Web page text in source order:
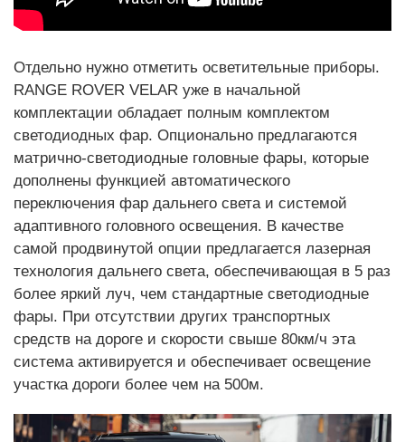
Отдельно нужно отметить осветительные приборы.
RANGE ROVER VELAR уже в начальной
комплектации обладает полным комплектом
светодиодных фар. Опционально предлагаются
матрично-светодиодные головные фары, которые
дополнены функцией автоматического
переключения фар дальнего света и системой
адаптивного головного освещения. В качестве
самой продвинутой опции предлагается лазерная
технология дальнего света, обеспечивающая в 5 раз
более яркий луч, чем стандартные светодиодные
фары. При отсутствии других транспортных
средств на дороге и скорости свыше 80км/ч эта
система активируется и обеспечивает освещение
участка дороги более чем на 500м.